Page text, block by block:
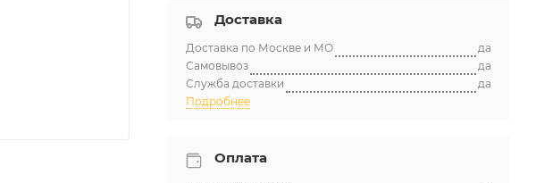
Доставка
Доставка по Москве и МО
да
Самовывоз
да
Служба доставки
да
Подробнее
Оплата